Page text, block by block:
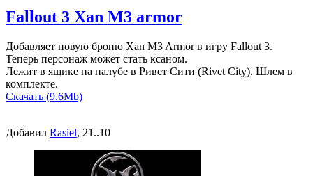
Fallout 3 Xan M3 armor
Добавляет новую броню Xan M3 Armor в игру Fallout 3.
Теперь персонаж может стать ксаном.
Лежит в ящике на палубе в Ривет Сити (Rivet City). Шлем в
комплекте.
Скачать (9.6Mb)
Добавил Rasiel, 21..10